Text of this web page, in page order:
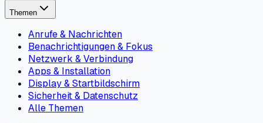
Themen
Anrufe & Nachrichten
Benachrichtigungen & Fokus
Netzwerk & Verbindung
Apps & Installation
Display & Startbildschirm
Sicherheit & Datenschutz
Alle Themen